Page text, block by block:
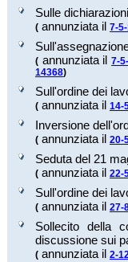
Sulle
( annunziata il 7-
( annunziata il 7-
14368)
Sull'ordine dei
( annunziata il 14-
Inversione
( annunziata il 20-
Seduta del 21
( annunziata il 22-
Sull'ordine dei
( annunziata il 27-
Sollecito della
discussione sui
( annunziata il 2-